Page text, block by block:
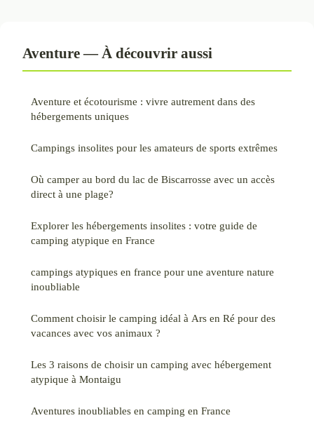
Aventure — À découvrir aussi
Aventure et écotourisme : vivre autrement dans des
hébergements uniques
Campings insolites pour les amateurs de sports extrêmes
Où camper au bord du lac de Biscarrosse avec un accès
direct à une plage?
Explorer les hébergements insolites : votre guide de
camping atypique en France
campings atypiques en france pour une aventure nature
inoubliable
Comment choisir le camping idéal à Ars en Ré pour des
vacances avec vos animaux ?
Les 3 raisons de choisir un camping avec hébergement
atypique à Montaigu
Aventures inoubliables en camping en France